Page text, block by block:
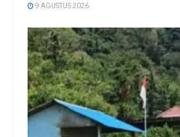
9 AGUSTUS 2026